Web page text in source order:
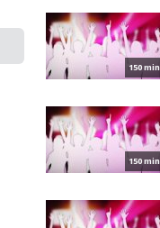
150 min
150 min